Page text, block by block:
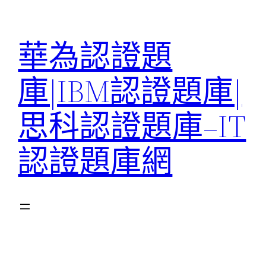
華為認證題
庫|IBM認證題庫|
思科認證題庫–IT
認證題庫網